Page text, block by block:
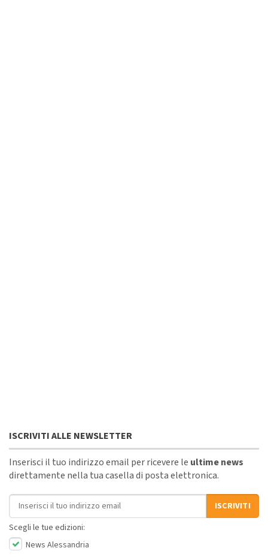
ISCRIVITI ALLE NEWSLETTER
Inserisci il tuo indirizzo email per ricevere le ultime news
direttamente nella tua casella di posta elettronica.
Indirizzo email
ISCRIVITI
Scegli le tue edizioni:
News Alessandria